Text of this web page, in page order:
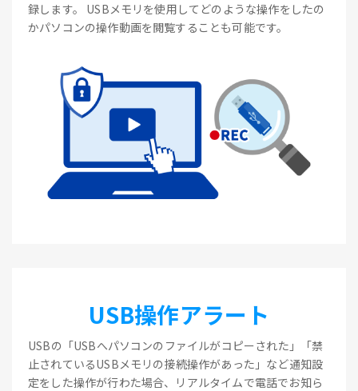
録します。 USBメモリを使用してどのような操作をしたの
かパソコンの操作動画を閲覧することも可能です。
USB操作アラート
USBの「USBへパソコンのファイルがコピーされた」「禁
止されているUSBメモリの接続操作があった」など通知設
定をした操作が行わた場合、リアルタイムで電話でお知ら